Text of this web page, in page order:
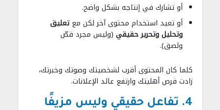
أو تشارك في إنتاجه بشكل واضح.
أو تعيد استخدام محتوى آخر لكن معتعليق
وتحليل وتحرير حقيقي (وليس مجرد قصّ
ولصق).
كلما كان المحتوى أقرب لشخصيتك وصوتك وخبرتك،
زادت فرص أهليتك وارتفع عائد الإعلانات.
4. تفاعل حقيقي وليس مزيفًا